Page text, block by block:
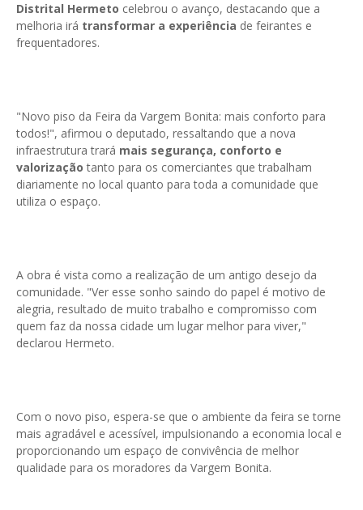
Distrital Hermeto celebrou o avanço, destacando que a
melhoria irá transformar a experiência de feirantes e
frequentadores.
"Novo piso da Feira da Vargem Bonita: mais conforto para
todos!", afirmou o deputado, ressaltando que a nova
infraestrutura trará mais segurança, conforto e
valorização tanto para os comerciantes que trabalham
diariamente no local quanto para toda a comunidade que
utiliza o espaço.
A obra é vista como a realização de um antigo desejo da
comunidade. "Ver esse sonho saindo do papel é motivo de
alegria, resultado de muito trabalho e compromisso com
quem faz da nossa cidade um lugar melhor para viver,"
declarou Hermeto.
Com o novo piso, espera-se que o ambiente da feira se torne
mais agradável e acessível, impulsionando a economia local e
proporcionando um espaço de convivência de melhor
qualidade para os moradores da Vargem Bonita.